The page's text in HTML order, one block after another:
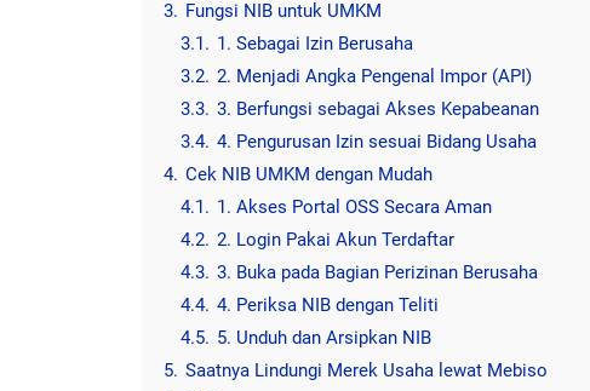
3. Fungsi NIB untuk UMKM
3.1. 1. Sebagai Izin Berusaha
3.2. 2. Menjadi Angka Pengenal Impor (API)
3.3. 3. Berfungsi sebagai Akses Kepabeanan
3.4. 4. Pengurusan Izin sesuai Bidang Usaha
4. Cek NIB UMKM dengan Mudah
4.1. 1. Akses Portal OSS Secara Aman
4.2. 2. Login Pakai Akun Terdaftar
4.3. 3. Buka pada Bagian Perizinan Berusaha
4.4. 4. Periksa NIB dengan Teliti
4.5. 5. Unduh dan Arsipkan NIB
5. Saatnya Lindungi Merek Usaha lewat Mebiso